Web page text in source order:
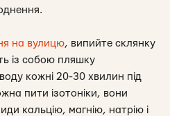
на вулицю, випийте склянку
із собою пляшку
кожні 20-30 хвилин під
пити ізотоніки, вони
кальцію, магнію, натрію і